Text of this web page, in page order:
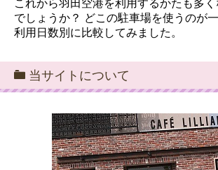
これから羽田空港を利用するかたも多
でしょうか？ どこの駐車場を使うのが
利用日数別に比較してみました。
当サイトについて